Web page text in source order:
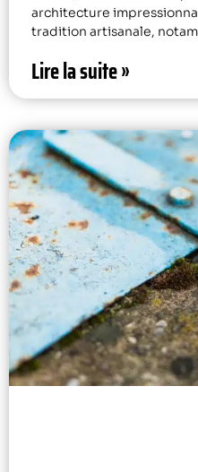
architecture
tradition artisanale,
Lire la suite »